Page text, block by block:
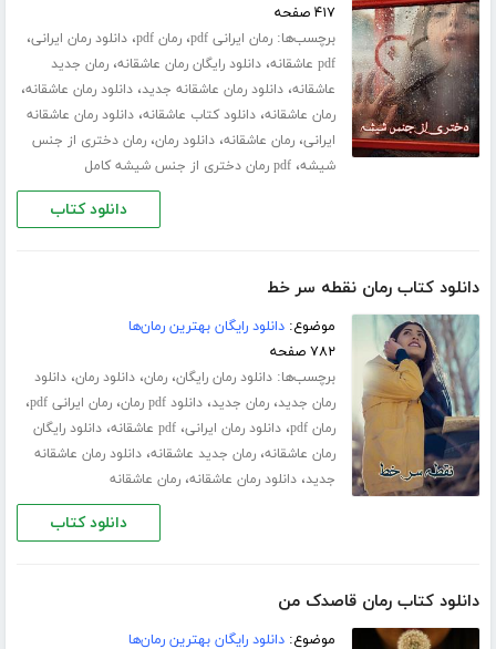
۴۱۷ صفحه
برچسب‌ها:رمان ایرانی pdf ،رمان pdf ،دانلود رمان ایرانی،
pdf عاشقانه ،دانلود رایگان رمان عاشقانه،رمان جدید
عاشقانه،دانلود رمان عاشقانه جدید،دانلود رمان عاشقانه،
رمان عاشقانه،دانلود کتاب عاشقانه،دانلود رمان عاشقانه
ایرانی،رمان عاشقانه،دانلود رمان،رمان دختری از جنس
شیشه،pdf رمان دختری از جنس شیشه کامل
دانلود کتاب
دانلود کتاب رمان نقطه سر خط
موضوع:دانلود رایگان بهترین رمان‌ها
۷۸۲ صفحه
برچسب‌ها:دانلود رمان رایگان،رمان،دانلود رمان،دانلود
رمان جدید،رمان جدید،دانلود pdf رمان ،رمان ایرانی pdf ،
رمان pdf ،دانلود رمان ایرانی،pdf عاشقانه ،دانلود رایگان
رمان عاشقانه،رمان جدید عاشقانه،دانلود رمان عاشقانه
جدید،دانلود رمان عاشقانه،رمان عاشقانه
دانلود کتاب
دانلود کتاب رمان قاصدک من
موضوع:دانلود رایگان بهترین رمان‌ها